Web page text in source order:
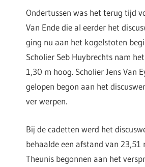
Ondertussen was het terug tijd
Van Ende die al eerder het
ging nu aan het kogelstoten
Scholier Seb Huybrechts nam
1,30 m hoog. Scholier Jens Van
gelopen begon aan het
ver werpen.
Bij de cadetten werd het
behaalde een afstand van 23,51
Theunis begonnen aan het